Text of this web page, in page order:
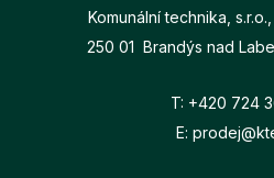
Komunální technika,
250 01 Brandýs nad
T: +420 724
E: